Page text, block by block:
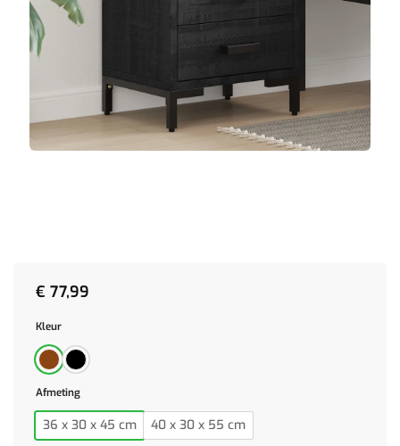
€ 77,99
Kleur
Afmeting
36 x 30 x 45 cm 40 x 30 x 55 cm